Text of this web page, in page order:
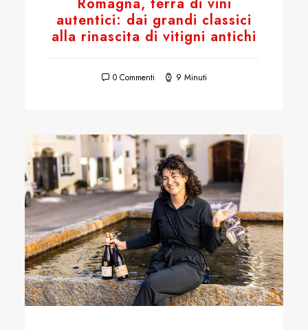
autentici: dai grandi classici
alla rinascita di vitigni antichi
0 Commenti 9 Minuti